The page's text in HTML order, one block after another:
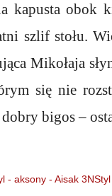
kapusta obok
szlif stołu.
Mikołaja
się nie
bigos –
- aksony - Aisak